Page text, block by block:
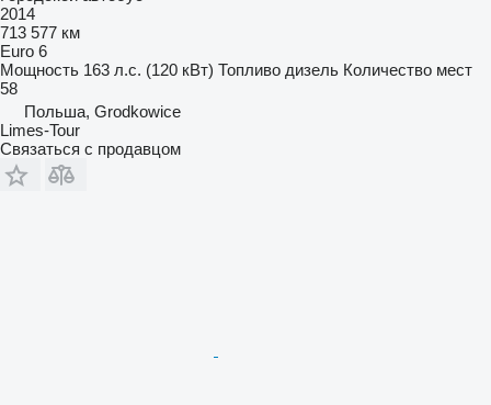
2014
713 577 км
Euro 6
Мощность 163 л.с. (120 кВт) Топливо дизель Количество мест
58
Польша, Grodkowice
Limes-Tour
Связаться с продавцом